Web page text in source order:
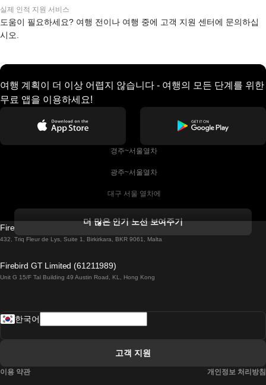
실제 인적 지원 서비스
도움이 필요하세요? 여행 전이나 여행 중에 고객 지원 센터에 문의하십
시오.
여행 계획이 더 이상 어렵지 않습니다 - 여행의 모든 단계를 위한
무료 앱을 이용하세요!
경주~서울열차
광주~서울열차
대구 서울 열차에
더블린에서 골웨이 열차
로마에서 나폴리 열차
더 많은 인기 노선 보여주기
Firebird GT Limited (OC 1451)
432, Triq Fleur de Lys, Suite 1, Birkirkara, BKR 9061, Malta
Firebird GT Limited (61211989)
Unit G 15/F Tal Building 49 Austin Road, KL, Hong Kong
한국어
고객 지원
이용 약관 개인정보 처리방침